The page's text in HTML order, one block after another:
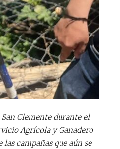
Clemente durante el
Agrícola y Ganadero
campañas que aún se